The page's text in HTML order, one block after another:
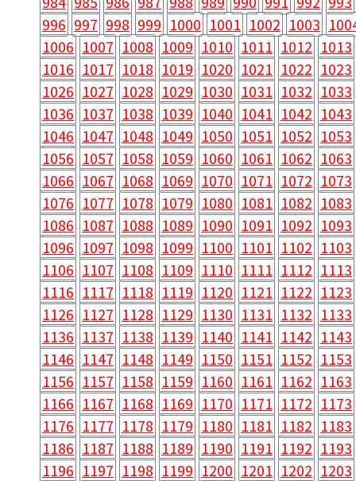
996 997 998 999 1000 1001 1002 1003
1006 1007 1008 1009 1010 1011 1012 1013
1016 1017 1018 1019 1020 1021 1022 1023
1026 1027 1028 1029 1030 1031 1032 1033
1036 1037 1038 1039 1040 1041 1042 1043
1046 1047 1048 1049 1050 1051 1052 1053
1056 1057 1058 1059 1060 1061 1062 1063
1066 1067 1068 1069 1070 1071 1072 1073
1076 1077 1078 1079 1080 1081 1082 1083
1086 1087 1088 1089 1090 1091 1092 1093
1096 1097 1098 1099 1100 1101 1102 1103
1106 1107 1108 1109 1110 1111 1112 1113
1116 1117 1118 1119 1120 1121 1122 1123
1126 1127 1128 1129 1130 1131 1132 1133
1136 1137 1138 1139 1140 1141 1142 1143
1146 1147 1148 1149 1150 1151 1152 1153
1156 1157 1158 1159 1160 1161 1162 1163
1166 1167 1168 1169 1170 1171 1172 1173
1176 1177 1178 1179 1180 1181 1182 1183
1186 1187 1188 1189 1190 1191 1192 1193
1196 1197 1198 1199 1200 1201 1202 1203